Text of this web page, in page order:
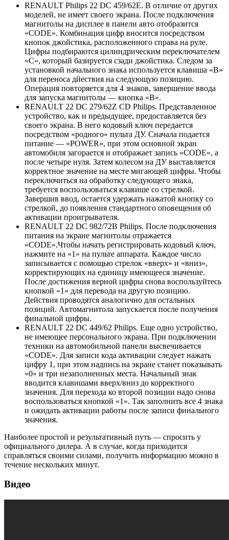
RENAULT Philips 22 DC 459/62E. В отличие от других
моделей, не имеет своего экрана. После подключения
магнитолы на дисплее в панели авто отобразится
«CODE». Комбинация цифр вносится посредством
кнопок джойстика, расположенного справа на руле.
Цифры подбираются цилиндрическим переключателем
«С», который базируется сзади джойстика. Следом за
установкой начального знака используется клавиша «В»
для переноса дйествия на следующую позицию.
Операция повторяется для 4 знаков, завершение ввода
для запуска магнитолы — кнопка «B».
RENAULT 22 DC 279/62Z CD Philips. Представленное
устройство, как и предыдущее, предоставляется без
своего экрана. В него кодовый ключ передается
посредством «родного» пульта ДУ. Сначала подается
питание — «POWER», при этом основной экран
автомобиля загорается и отображает запись «CODE», а
после четыре нуля. Затем колесом на ДУ выставляется
корректное значение на месте мигающей цифры. Чтобы
переключиться на обработку следующего знака,
требуется воспользоваться клавише со стрелкой.
Завершив ввод, остается удержать нажатой кнопку со
стрелкой, до появления стандартного оповещения об
активации проигрывателя.
RENAULT 22 DC 982/72B Philips. После подключения
питания на экране магнитолы отражается
«CODE».Чтобы начать регистрировать кодовый ключ,
нажмите на «1» на пульте аппарата. Каждое число
записывается с помощью стрелок «вверх» и «вниз»,
корректирующих на единицу имеющееся значение.
После достижения верной цифры снова воспользуйтесь
кнопкой «1» для перевода на другую позицию.
Действия проводятся аналогично для остальных
позиций. Автомагнитола запускается после получения
финальной цифры.
RENAULT 22 DC 449/62 Philips. Еще одно устройство,
не имеющее персонального экрана. При подключении
техники на автомобильной панели высвечивается
«CODE». Для записи кода активации следует нажать
цифру 1, при этом надпись на экране станет показывать
«0» и три незаполненных места. Начальный знак
вводится клавишами вверх/вниз до корректного
значения. Для перехода ко второй позиции надо снова
воспользоваться кнопкой «1». Так заполнить все 4 знака
и ожидать активации работы после записи финального
значения.
Наиболее простой и результативный путь — спросить у
официального дилера. А в случае, когда приходится
справляться своими силами, получить информацию можно в
течение нескольких минут.
Видео